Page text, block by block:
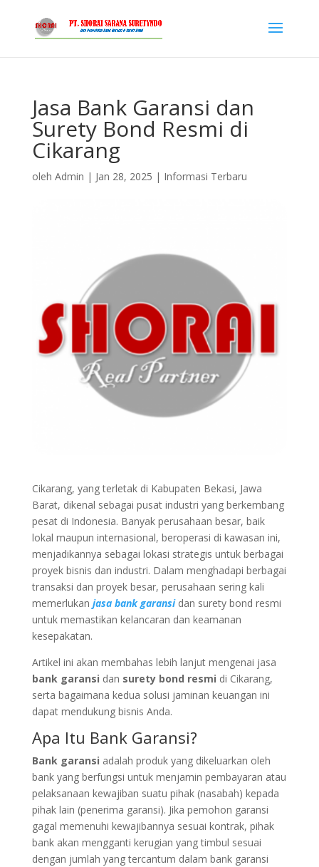
Jasa Bank Garansi dan
Surety Bond Resmi di
Cikarang
oleh Admin | Jan 28, 2025 | Informasi Terbaru
Cikarang, yang terletak di Kabupaten Bekasi, Jawa
Barat, dikenal sebagai pusat industri yang berkembang
pesat di Indonesia. Banyak perusahaan besar, baik
lokal maupun internasional, beroperasi di kawasan ini,
menjadikannya sebagai lokasi strategis untuk berbagai
proyek bisnis dan industri. Dalam menghadapi berbagai
transaksi dan proyek besar, perusahaan sering kali
memerlukan jasa bank garansi dan surety bond resmi
untuk memastikan kelancaran dan keamanan
kesepakatan.
Artikel ini akan membahas lebih lanjut mengenai jasa
bank garansi dan surety bond resmi di Cikarang,
serta bagaimana kedua solusi jaminan keuangan ini
dapat mendukung bisnis Anda.
Apa Itu Bank Garansi?
Bank garansi adalah produk yang dikeluarkan oleh
bank yang berfungsi untuk menjamin pembayaran atau
pelaksanaan kewajiban suatu pihak (nasabah) kepada
pihak lain (penerima garansi). Jika pemohon garansi
gagal memenuhi kewajibannya sesuai kontrak, pihak
bank akan mengganti kerugian yang timbul sesuai
dengan jumlah yang tercantum dalam bank garansi